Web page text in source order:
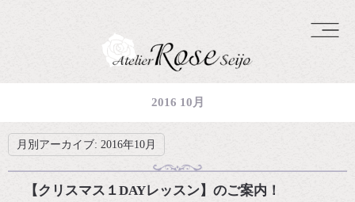
2016 10月
月別アーカイブ: 2016年10月
【クリスマス１DAYレッスン】のご案内！